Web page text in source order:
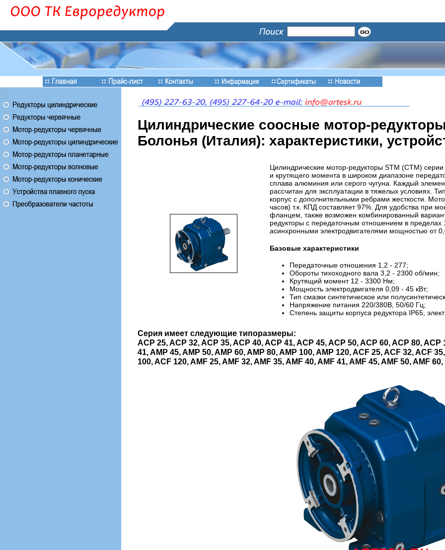
Цилиндрические соосные мотор-
Болонья (Италия): характеристики,
Цилиндрические мотор-редукторы STM (СТМ)
и крутящего момента в широком диапазоне
сплава алюминия или серого чугуна. Каждый
рассчитан для эксплуатации в тяжелых условиях.
корпус с дополнительными ребрами жесткости.
часов) т.к. КПД составляет 97%. Для удобства при
фланцем, также возможен комбинированный
редукторы с передаточным отношением в пределах
асинхронными электродвигателями мощностью от
Базовые характеристики
Передаточные отношения 1,2 - 277;
Обороты тихоходного вала 3,2 - 2300 об/мин;
Крутящий момент 12 - 3300 Нм;
Мощность электродвигателя 0,09 - 45 кВт;
Тип смазки синтетическое или
Напряжение питания 220/380В, 50/60 Гц;
Степень защиты корпуса редуктора IP65,
Серия имеет следующие типоразмеры:
ACP 25, ACP 32, ACP 35, ACP 40, ACP 41, ACP 45, ACP 50, ACP 60, ACP 80,
41, AMP 45, AMP 50, AMP 60, AMP 80, AMP 100, AMP 120, ACF 25, ACF 32, ACF
100, ACF 120, AMF 25, AMF 32, AMF 35, AMF 40, AMF 41, AMF 45, AMF 50, AMF